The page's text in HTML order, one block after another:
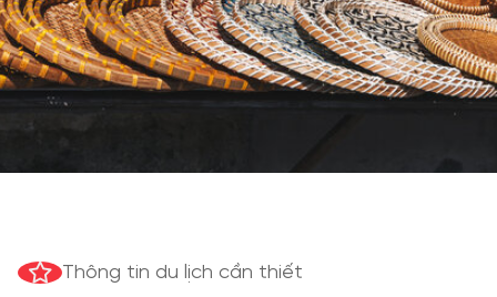
Thông tin du lịch cần thiết